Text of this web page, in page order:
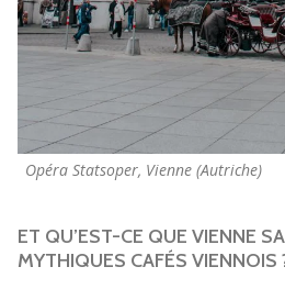
Opéra Statsoper, Vienne (Autriche)
ET QU’EST-CE QUE VIENNE
MYTHIQUES CAFÉS VIENNOIS